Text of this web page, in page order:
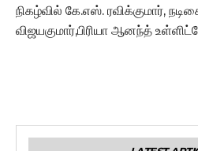
நிகழ்வில் கே.எஸ். ரவிக்குமார்,
விஜயகுமார்,பிரியா ஆனந்த்